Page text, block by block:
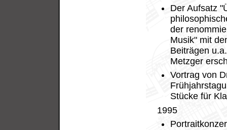
Der Aufsatz
der
Musik" mit
Beiträgen
Metzger
Vortrag von
Stücke für
1995